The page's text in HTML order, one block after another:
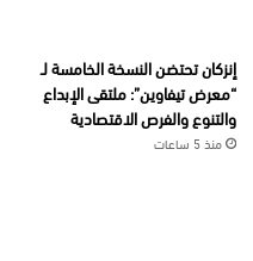
إنزكان تحتضن النسخة الخامسة لـ
“معرض تيفاوين”: ملتقى الإبداع
والتنوع والفرص الاقتصادية
منذ 5 ساعات